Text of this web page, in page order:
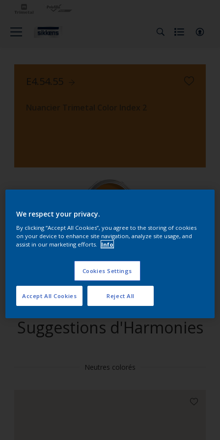
E4.54.55
Trouver des produits dans cette couleur
Allons-y
Suggestions d'Harmonies
Neutres colorés
We respect your privacy.
By clicking “Accept All Cookies”, you agree to the storing of cookies
on your device to enhance site navigation, analyze site usage, and
assist in our marketing efforts.
Info
Cookies Settings
Reject All
Accept All Cookies